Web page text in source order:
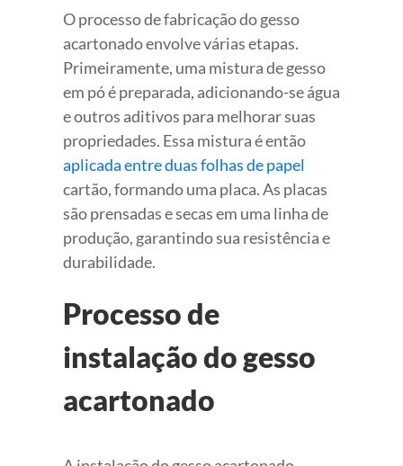
O processo de fabricação do gesso
acartonado envolve várias etapas.
Primeiramente, uma mistura de gesso
em pó é preparada, adicionando-se água
e outros aditivos para melhorar suas
propriedades. Essa mistura é então
aplicada entre duas folhas de papel
cartão, formando uma placa. As placas
são prensadas e secas em uma linha de
produção, garantindo sua resistência e
durabilidade.
Processo de
instalação do gesso
acartonado